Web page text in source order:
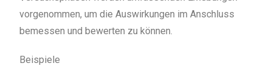
vorgenommen, um die Auswirkungen im Anschluss
bemessen und bewerten zu können.
Beispiele